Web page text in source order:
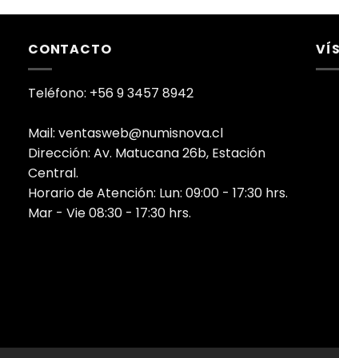
CONTACTO
Teléfono: +56 9 3457 8942
Mail: ventasweb@numisnova.cl
Dirección: Av. Matucana 26b, Estación
Central.
Horario de Atención: Lun: 09:00 - 17:30 hrs.
Mar - Vie 08:30 - 17:30 hrs.